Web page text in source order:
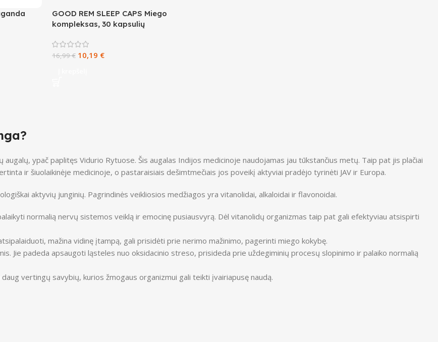
GOOD REM SLEEP CAPS Miego
kompleksas, 30 kapsulių
16,99€ 10,19 €
ypač paplitęs Vidurio Rytuose. Šis augalas Indijos medicinoje naudojamas jau tūkstančius metų. Taip pat jis plačiai
ir šiuolaikinėje medicinoje, o pastaraisiais dešimtmečiais jos poveikį aktyviai pradėjo tyrinėti JAV ir Europa.
aktyvių junginių. Pagrindinės veikliosios medžiagos yra vitanolidai, alkaloidai ir flavonoidai.
normalią nervų sistemos veiklą ir emocinę pusiausvyrą. Dėl vitanolidų organizmas taip pat gali efektyviau atsispirti
mažina vidinę įtampą, gali prisidėti prie nerimo mažinimo, pagerinti miego kokybę.
Jie padeda apsaugoti ląsteles nuo oksidacinio streso, prisideda prie uždegiminių procesų slopinimo ir palaiko normalią
vertingų savybių, kurios žmogaus organizmui gali teikti įvairiapusę naudą.